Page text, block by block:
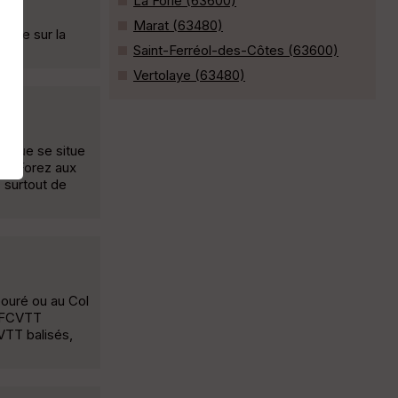
vue sur la
que se situe
Forez aux
surtout de
ou au Col
balisés,
Marat (63480)
Saint-Ferréol-des-Côtes (63600)
Vertolaye (63480)